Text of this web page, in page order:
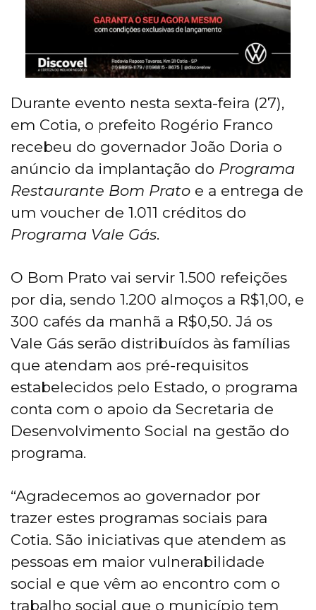
Durante evento nesta sexta-feira (27),
em Cotia, o prefeito Rogério Franco
recebeu do governador João Doria o
anúncio da implantação do Programa
Restaurante Bom Prato e a entrega de
um voucher de 1.011 créditos do
Programa Vale Gás.
O Bom Prato vai servir 1.500 refeições
por dia, sendo 1.200 almoços a R$1,00, e
300 cafés da manhã a R$0,50. Já os
Vale Gás serão distribuídos às famílias
que atendam aos pré-requisitos
estabelecidos pelo Estado, o programa
conta com o apoio da Secretaria de
Desenvolvimento Social na gestão do
programa.
“Agradecemos ao governador por
trazer estes programas sociais para
Cotia. São iniciativas que atendem as
pessoas em maior vulnerabilidade
social e que vêm ao encontro com o
trabalho social que o município tem